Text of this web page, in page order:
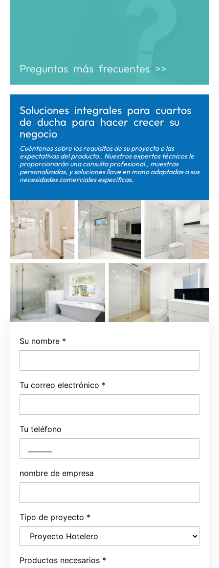
Preguntas más frecuentes >>
Soluciones integrales para cuartos
de ducha para hacer crecer su
negocio
Cuéntenos sobre los requisitos de su proyecto o las
expectativas del producto.. Nuestros expertos técnicos le
proporcionarán una consulta profesional., muestras
personalizadas, y soluciones llave en mano adaptadas a sus
necesidades comerciales específicas.
Su nombre *
Tu correo electrónico *
Tu teléfono
nombre de empresa
Tipo de proyecto *
Productos necesarios *